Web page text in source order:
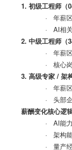
1. 初级工程师（
· 年薪
· AI相
2. 中级工程师（
· 年薪
· 核心
3. 高级专家/ 架
· 年薪
· 头部
薪酬变化核心逻
· AI能力
· 架构
· 量产